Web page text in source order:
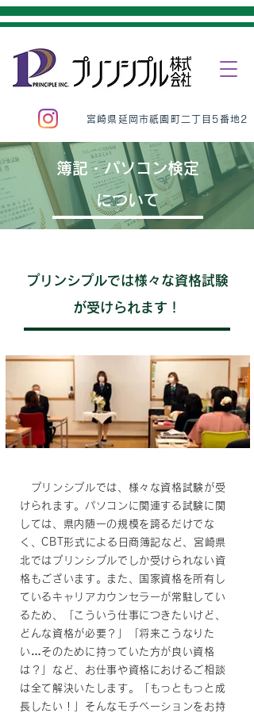
宮崎県延岡市祇園町二丁目5番地2
プリンシプルでは様々な資格試験
が受けられます！
プリンシプルでは、様々な資格試験が受
けられます。パソコンに関連する試験に関
しては、県内随一の規模を誇るだけでな
く、CBT形式による日商簿記など、宮崎県
北ではプリンシプルでしか受けられない資
格もございます。また、国家資格を所有し
ているキャリアカウンセラーが常駐してい
るため、「こういう仕事につきたいけど、
どんな資格が必要？」「将来こうなりた
い…そのために持っていた方が良い資格
は？」など、お仕事や資格におけるご相談
は全て解決いたします。「もっともっと成
長したい！」そんなモチベーションをお持
簿記・パソコン検定
について